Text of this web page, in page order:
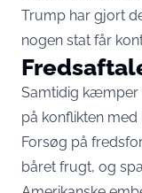
Trump har gjort
nogen stat får
Samtidig kæmper
på konflikten med
Forsøg på
båret frugt, og